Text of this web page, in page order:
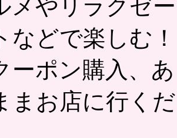
メやリラクゼ
などで楽しむ
ーポン購入、
まお店に行く